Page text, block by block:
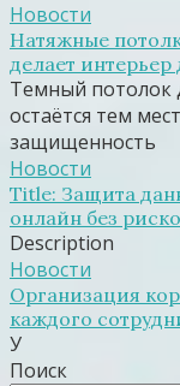
Новости
Натяжные
делает
Темный потолок
остаётся тем
защищенность
Новости
Title: Защита
онлайн без
Description
Новости
Организация
каждого
У
Поиск